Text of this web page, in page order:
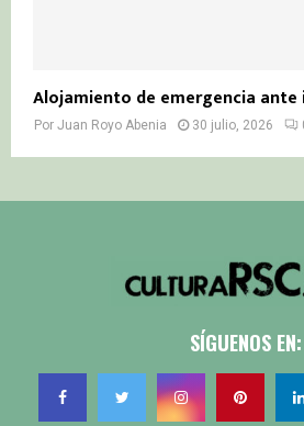
Alojamiento de emergencia ante
Por Juan Royo Abenia 30 julio, 2026
SÍGUENOS EN: